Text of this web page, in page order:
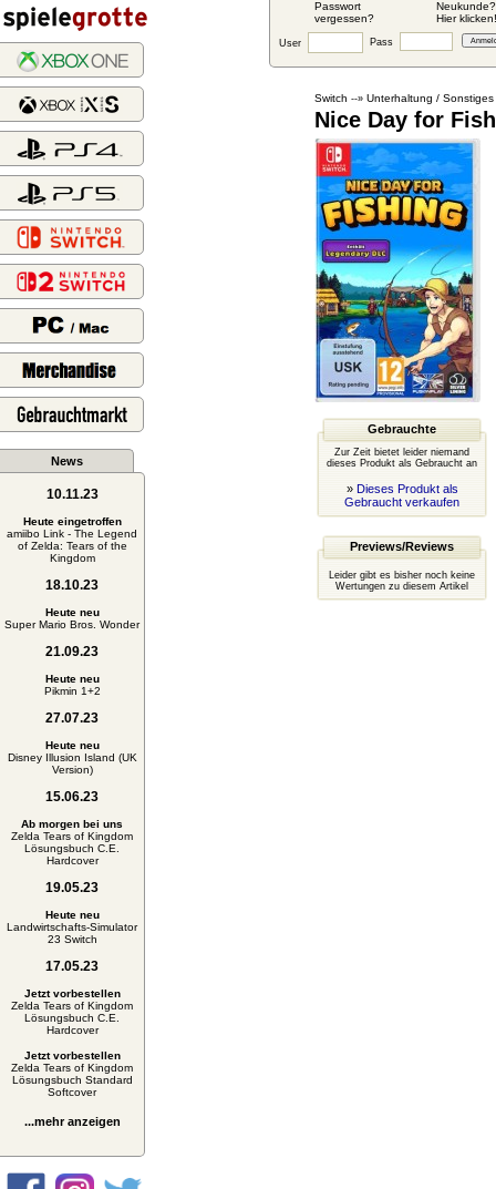
Passwort
vergessen?
Neukunde?
Hier klicken!
User Pass
News
10.11.23
Heute eingetroffen
amiibo Link - The Legend
of Zelda: Tears of the
Kingdom
18.10.23
Heute neu
Super Mario Bros. Wonder
21.09.23
Heute neu
Pikmin 1+2
27.07.23
Heute neu
Disney Illusion Island (UK
Version)
15.06.23
Ab morgen bei uns
Zelda Tears of Kingdom
Lösungsbuch C.E.
Hardcover
19.05.23
Heute neu
Landwirtschafts-Simulator
23 Switch
17.05.23
Jetzt vorbestellen
Zelda Tears of Kingdom
Lösungsbuch C.E.
Hardcover
Jetzt vorbestellen
Zelda Tears of Kingdom
Lösungsbuch Standard
Softcover
...mehr anzeigen
Switch --» Unterhaltung / Sonstiges
Nice Day for
Gebrauchte
Zur Zeit bietet leider niemand
dieses Produkt als Gebraucht an
» Dieses Produkt als
Gebraucht verkaufen
Previews/Reviews
Leider gibt es bisher noch keine
Wertungen zu diesem Artikel